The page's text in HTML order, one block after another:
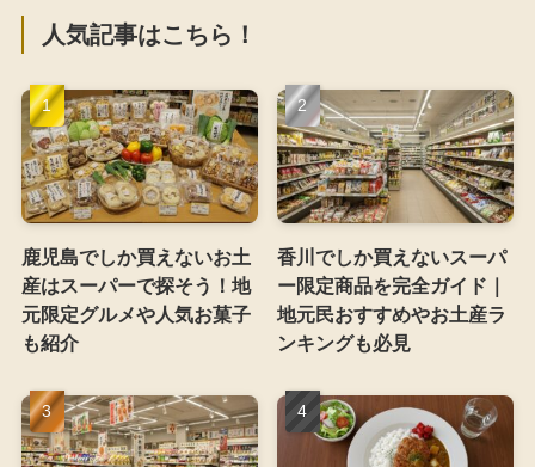
人気記事はこちら！
鹿児島でしか買えないお土
産はスーパーで探そう！地
元限定グルメや人気お菓子
も紹介
香川でしか買えないスーパ
ー限定商品を完全ガイド｜
地元民おすすめやお土産ラ
ンキングも必見